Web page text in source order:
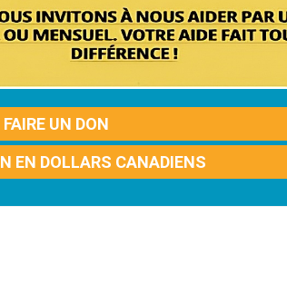
FAIRE UN DON
EN DOLLARS CANADIENS